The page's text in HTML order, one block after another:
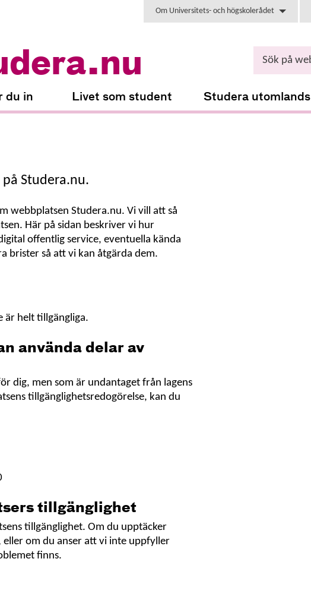
Om Universitets- och högskolerådet
du in Livet som student Studera utomlands
Studera.nu.
webbplatsen Studera.nu. Vi vill att så
Här på sidan beskriver vi hur
offentlig service, eventuella kända
brister så att vi kan åtgärda dem.
är helt tillgängliga.
använda delar av
dig, men som är undantaget från lagens
tillgänglighetsredogörelse, kan du
tillgänglighet
tillgänglighet. Om du upptäcker
om du anser att vi inte uppfyller
finns.